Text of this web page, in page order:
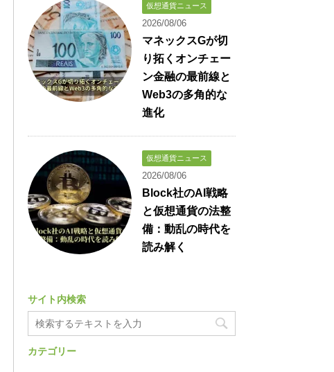
仮想通貨ニュース
2026/08/06
マネックスGが切
り拓くオンチェー
ン金融の最前線と
Web3の多角的な
進化
仮想通貨ニュース
2026/08/06
Block社のAI戦略
と仮想通貨の法整
備：動乱の時代を
読み解く
サイト内検索
カテゴリー